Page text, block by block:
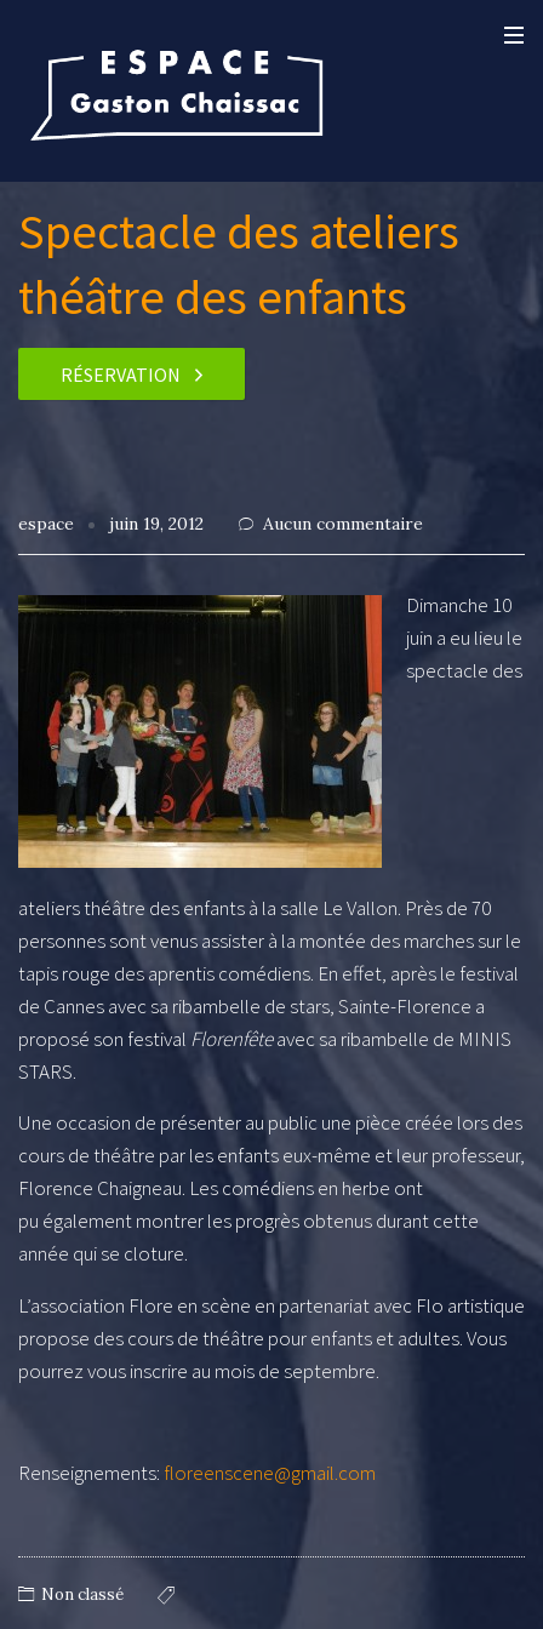
Spectacle des ateliers
théâtre des enfants
RÉSERVATION
espace juin 19, 2012 Aucun commentaire
Dimanche 10
juin a eu lieu le
spectacle des
ateliers théâtre des enfants à la salle Le Vallon. Près de 70
personnes sont venus assister à la montée des marches sur le
tapis rouge des aprentis comédiens. En effet, après le festival
de Cannes avec sa ribambelle de stars, Sainte-Florence a
proposé son festival Florenfêteavec sa ribambelle de MINIS
STARS.
Une occasion de présenter au public une pièce créée lors des
cours de théâtre par les enfants eux-même et leur professeur,
Florence Chaigneau. Les comédiens en herbe ont
pu également montrer les progrès obtenus durant cette
année qui se cloture.
L’association Flore en scène en partenariat avec Flo artistique
propose des cours de théâtre pour enfants et adultes. Vous
pourrez vous inscrire au mois de septembre.
Renseignements: floreenscene@gmail.com
Non classé